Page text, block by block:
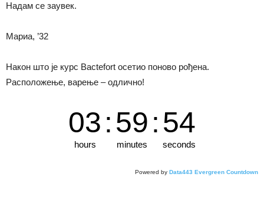
Надам се заувек.
Мариа, ’32
Након што је курс Bactefort осетио поново рођена.
Расположење, варење – одлично!
03
hours
:59
minutes
:53
seconds
Powered by Data443 Evergreen Countdown